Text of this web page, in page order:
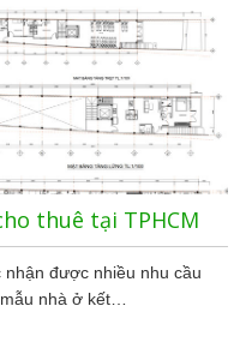
thuê tại TPHCM
nhận được nhiều nhu cầu
nhà ở kết…